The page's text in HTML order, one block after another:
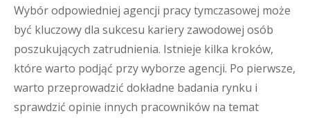
Wybór odpowiedniej agencji pracy tymczasowej może
być kluczowy dla sukcesu kariery zawodowej osób
poszukujących zatrudnienia. Istnieje kilka kroków,
które warto podjąć przy wyborze agencji. Po pierwsze,
warto przeprowadzić dokładne badania rynku i
sprawdzić opinie innych pracowników na temat